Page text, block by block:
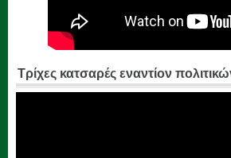
Τρίχες κατσαρές εναντίον